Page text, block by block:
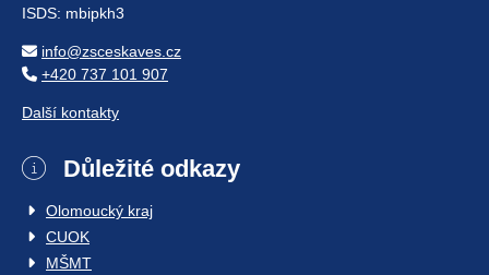
ISDS: mbipkh3
info@zsceskaves.cz
+420 737 101 907
Další kontakty
Důležité odkazy
Olomoucký kraj
CUOK
MŠMT